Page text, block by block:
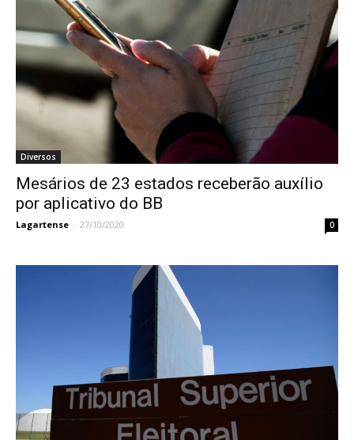
Diversos
Mesários de 23 estados receberão auxílio
por aplicativo do BB
Lagartense - 27/10/2020 0